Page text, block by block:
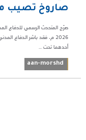
صاروخ تصيب
2026 م، فقد باشر الدفاع
أحدهما تحت ...
aan-morshd